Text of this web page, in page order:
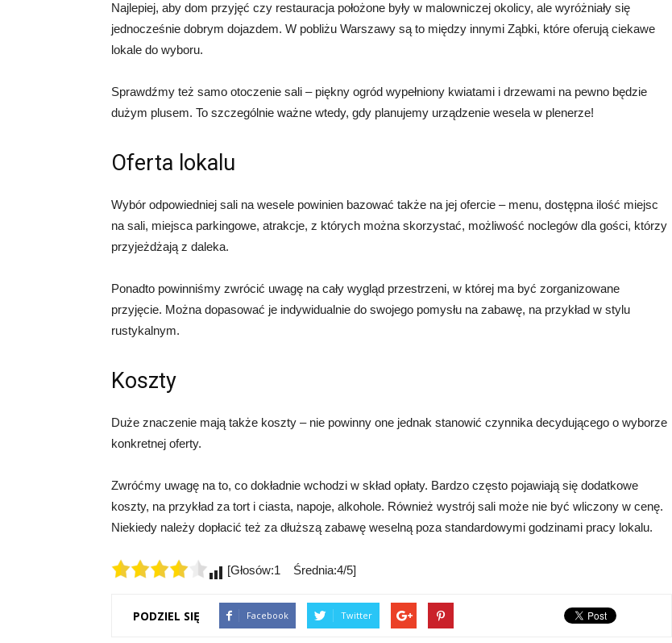
Najlepiej, aby dom przyjęć czy restauracja położone były w malowniczej okolicy, ale wyróżniały się
jednocześnie dobrym dojazdem. W pobliżu Warszawy są to między innymi Ząbki, które oferują ciekawe
lokale do wyboru.
Sprawdźmy też samo otoczenie sali – piękny ogród wypełniony kwiatami i drzewami na pewno będzie
dużym plusem. To szczególnie ważne wtedy, gdy planujemy urządzenie wesela w plenerze!
Oferta lokalu
Wybór odpowiedniej sali na wesele powinien bazować także na jej ofercie – menu, dostępna ilość miejsc
na sali, miejsca parkingowe, atrakcje, z których można skorzystać, możliwość noclegów dla gości, którzy
przyjeżdżają z daleka.
Ponadto powinniśmy zwrócić uwagę na cały wygląd przestrzeni, w której ma być zorganizowane
przyjęcie. Można dopasować je indywidualnie do swojego pomysłu na zabawę, na przykład w stylu
rustykalnym.
Koszty
Duże znaczenie mają także koszty – nie powinny one jednak stanowić czynnika decydującego o wyborze
konkretnej oferty.
Zwróćmy uwagę na to, co dokładnie wchodzi w skład opłaty. Bardzo często pojawiają się dodatkowe
koszty, na przykład za tort i ciasta, napoje, alkohole. Również wystrój sali może nie być wliczony w cenę.
Niekiedy należy dopłacić też za dłuższą zabawę weselną poza standardowymi godzinami pracy lokalu.
[Głosów:1 Średnia:4/5]
PODZIEL SIĘ Facebook Twitter